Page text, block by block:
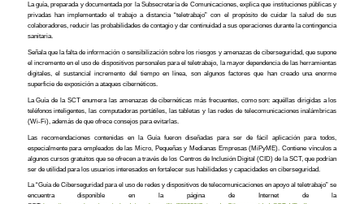
La guía, preparada y documentada por la Subsecretaría de Comunicaciones, explica que instituciones públicas y
privadas han implementado el trabajo a distancia “teletrabajo” con el propósito de cuidar la salud de sus
colaboradores, reducir las probabilidades de contagio y dar continuidad a sus operaciones durante la contingencia
sanitaria.
Señala que la falta de información o sensibilización sobre los riesgos y amenazas de ciberseguridad, que supone
el incremento en el uso de dispositivos personales para el teletrabajo, la mayor dependencia de las herramientas
digitales, el sustancial incremento del tiempo en línea, son algunos factores que han creado una enorme
superficie de exposición a ataques cibernéticos.
La Guía de la SCT enumera las amenazas de cibernéticas más frecuentes, como son: aquéllas dirigidas a los
teléfonos inteligentes, las computadoras portátiles, las tabletas y las redes de telecomunicaciones inalámbricas
(Wi-Fi), además de que ofrece consejos para evitarlas.
Las recomendaciones contenidas en la Guía fueron diseñadas para ser de fácil aplicación para todos,
especialmente para empleados de las Micro, Pequeñas y Medianas Empresas (MiPyME). Contiene vínculos a
algunos cursos gratuitos que se ofrecen a través de los Centros de Inclusión Digital (CID) de la SCT, que podrían
ser de utilidad para los usuarios interesados en fortalecer sus habilidades y capacidades en ciberseguridad.
La “Guía de Ciberseguridad para el uso de redes y dispositivos de telecomunicaciones en apoyo al teletrabajo” se
encuentra disponible en la página de Internet de la